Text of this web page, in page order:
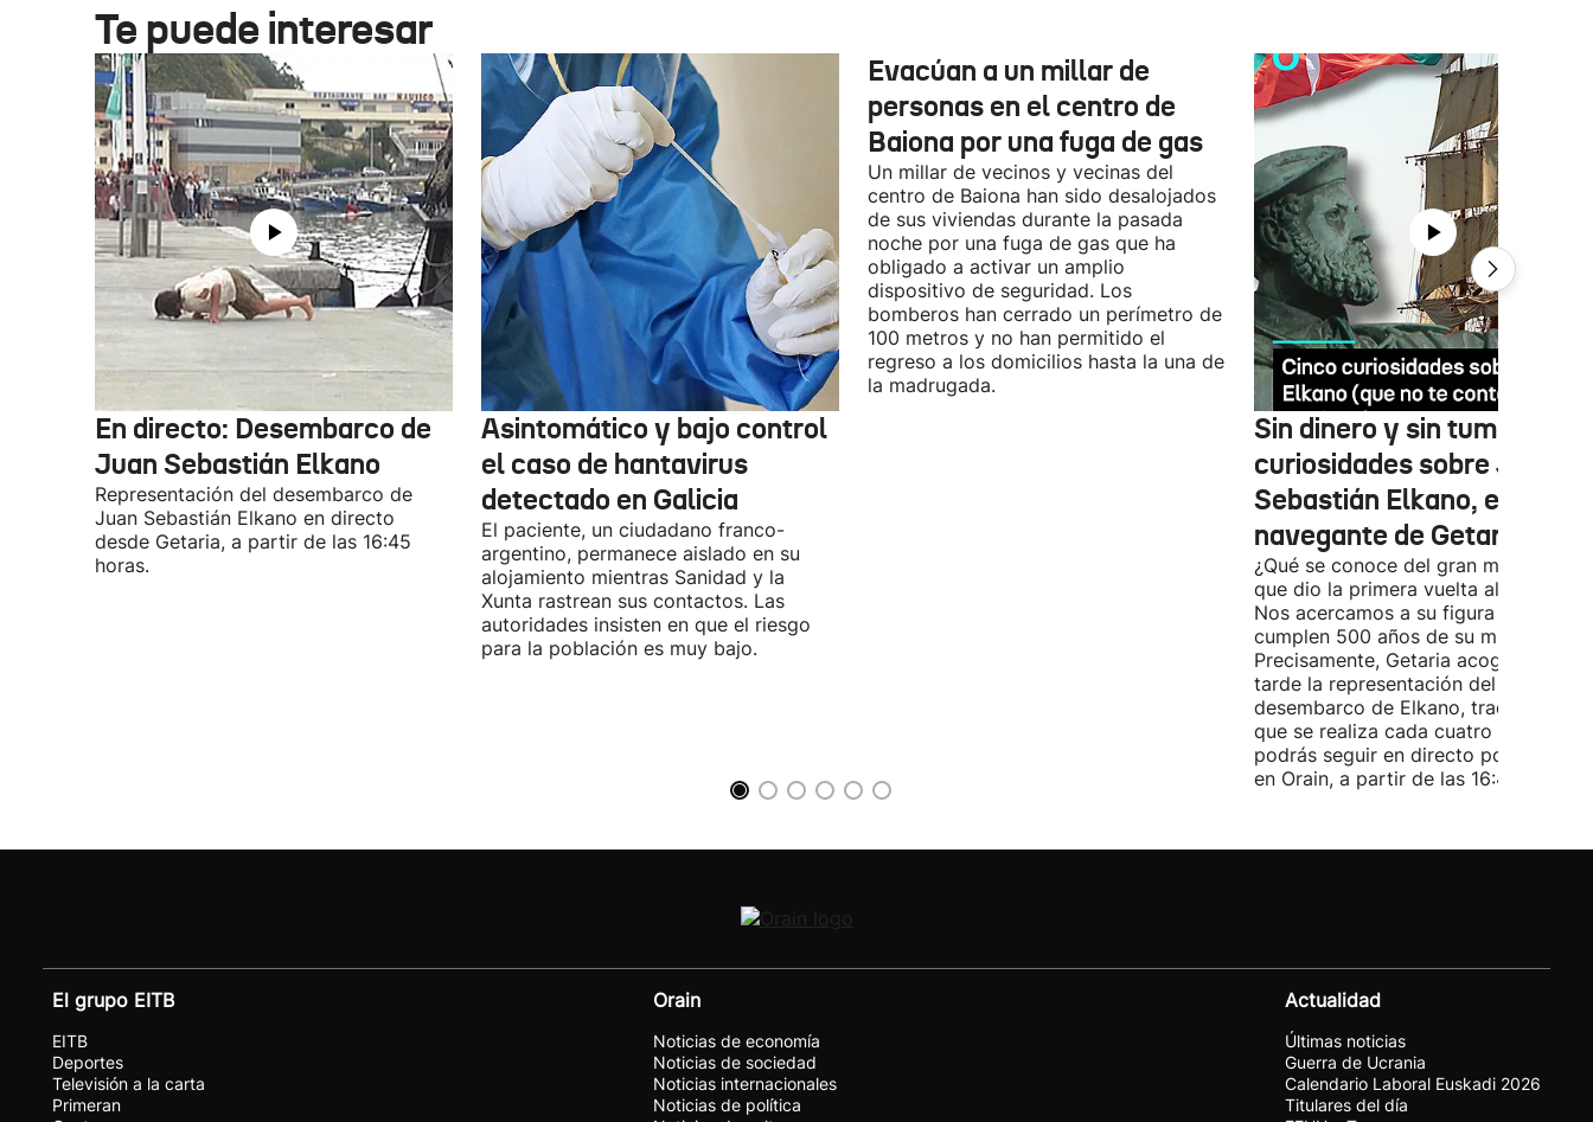
Te puede interesar
En directo: Desembarco de
Juan Sebastián Elkano
Representación del desembarco de
Juan Sebastián Elkano en directo
desde Getaria, a partir de las 16:45
horas.
Asintomático y bajo control
el caso de hantavirus
detectado en Galicia
El paciente, un ciudadano franco-
argentino, permanece aislado en su
alojamiento mientras Sanidad y la
Xunta rastrean sus contactos. Las
autoridades insisten en que el riesgo
para la población es muy bajo.
Evacúan a un millar de
personas en el centro de
Baiona por una fuga de gas
Un millar de vecinos y vecinas del
centro de Baiona han sido desalojados
de sus viviendas durante la pasada
noche por una fuga de gas que ha
obligado a activar un amplio
dispositivo de seguridad. Los
bomberos han cerrado un perímetro de
100 metros y no han permitido el
regreso a los domicilios hasta la una de
la madrugada.
Sin dinero y sin tumba:
curiosidades sobre Juan
Sebastián Elkano, el gran
navegante de Getaria
¿Qué se conoce del gran marino
que dio la primera vuelta al mundo?
Nos acercamos a su figura cuando se
cumplen 500 años de su muerte.
Precisamente, Getaria acogerá esta
tarde la representación del
desembarco de Elkano, tradicional
que se realiza cada cuatro años y
podrás seguir en directo por
en Orain, a partir de las 16:45 horas..
El grupo EITB
EITB
Deportes
Televisión a la carta
Primeran
Orain
Noticias de economía
Noticias de sociedad
Noticias internacionales
Noticias de política
Actualidad
Últimas noticias
Guerra de Ucrania
Calendario Laboral Euskadi 2026
Titulares del día